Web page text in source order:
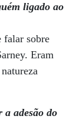
ligado ao
falar sobre
Eram
a adesão do